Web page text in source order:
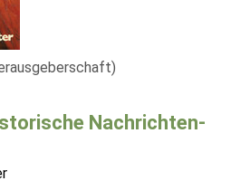
Nachrichten-